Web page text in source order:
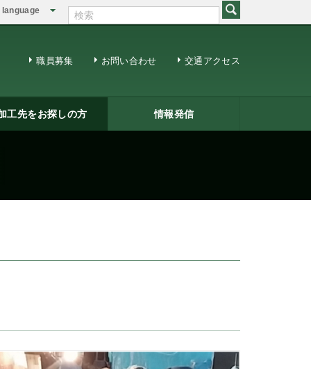
language
職員募集 お問い合わせ 交通アクセス
工先をお探しの方 情報発信